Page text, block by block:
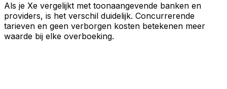
Als je Xe vergelijkt met toonaangevende banken en
providers, is het verschil duidelijk. Concurrerende
tarieven en geen verborgen kosten betekenen meer
waarde bij elke overboeking.